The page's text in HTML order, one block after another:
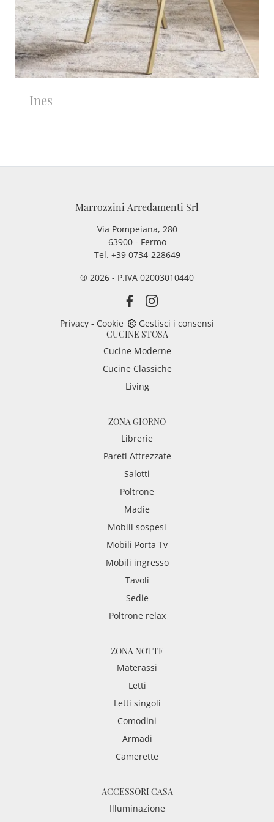
Ines
Marrozzini Arredamenti Srl
Via Pompeiana, 280
63900 - Fermo
Tel. +39 0734-228649
® 2026 - P.IVA 02003010440
Privacy - Cookie
Gestisci i consensi
CUCINE STOSA
Cucine Moderne
Cucine Classiche
Living
ZONA GIORNO
Librerie
Pareti Attrezzate
Salotti
Poltrone
Madie
Mobili sospesi
Mobili Porta Tv
Mobili ingresso
Tavoli
Sedie
Poltrone relax
ZONA NOTTE
Materassi
Letti
Letti singoli
Comodini
Armadi
Camerette
ACCESSORI CASA
Illuminazione